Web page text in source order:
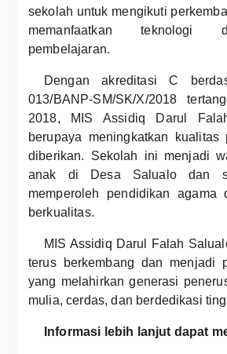
sekolah untuk mengikuti
memanfaatkan teknologi
pembelajaran.
Dengan akreditasi C
013/BANP-SM/SK/X/2018
2018, MIS Assidiq Darul
berupaya meningkatkan kualitas
diberikan. Sekolah ini menjadi
anak di Desa Salualo dan
memperoleh pendidikan agama
berkualitas.
MIS Assidiq Darul Falah
terus berkembang dan menjadi
yang melahirkan generasi
mulia, cerdas, dan berdedikasi
Informasi lebih lanjut dapat